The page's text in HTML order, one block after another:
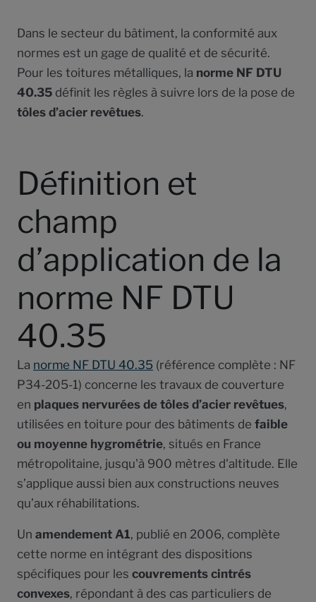
Dans le secteur du bâtiment, la conformité aux
normes est un gage de qualité et de sécurité.
Pour les toitures métalliques, la norme NF DTU
40.35 définit les règles à suivre lors de la pose de
tôles d’acier revêtues.
Définition et
champ
d’application de la
norme NF DTU
40.35
La norme NF DTU 40.35 (référence complète : NF
P34-205-1) concerne les travaux de couverture
en plaques nervurées de tôles d’acier revêtues,
utilisées en toiture pour des bâtiments de faible
ou moyenne hygrométrie, situés en France
métropolitaine, jusqu'à 900 mètres d'altitude. Elle
s’applique aussi bien aux constructions neuves
qu’aux réhabilitations.
Un amendement A1, publié en 2006, complète
cette norme en intégrant des dispositions
spécifiques pour les couvrements cintrés
convexes, répondant à des cas particuliers de